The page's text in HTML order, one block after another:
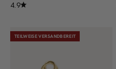
4.9
TEILWEISE VERSANDBEREIT